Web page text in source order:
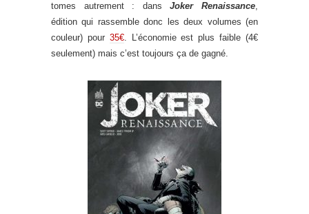
tomes autrement : dansJoker Renaissance,
édition qui rassemble donc les deux volumes (en
couleur) pour 35€. L’économie est plus faible (4€
seulement) mais c’est toujours ça de gagné.